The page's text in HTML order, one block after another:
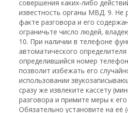
совершения каких-либо
известность органы МВД. 9. Не
факте разговора и его
ограничьте число людей,
10. При наличии в телефоне
автоматического
определившийся номер
позволит избежать его
использовании
сразу же извлеките кассету
разговора и примите меры к
Обязательно установите на её